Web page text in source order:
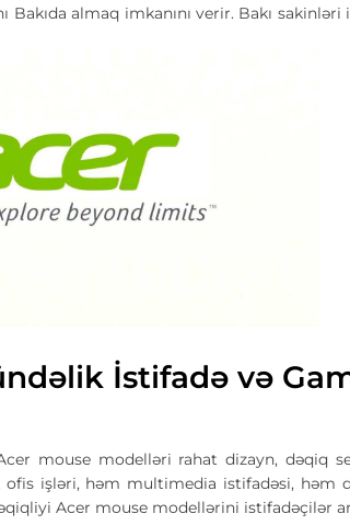
Bakıda almaq imkanını verir. Bakı
İstifadə və
mouse modelləri rahat dizayn, dəqiq
işləri, həm multimedia istifadəsi, həm
Acer mouse modellərini istifadəçilər